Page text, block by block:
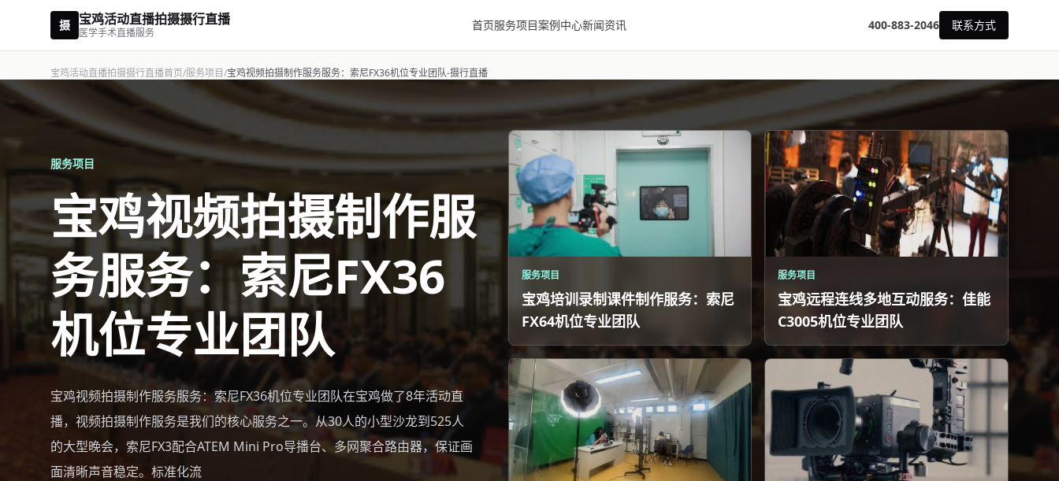
摄 宝鸡活动直播拍摄摄行直播
医学手术直播服务
首页服务项目案例中心新闻资讯 400-883-2046 联系方式
宝鸡活动直播拍摄摄行直播首页/服务项目/宝鸡视频拍摄制作服务服务：索尼FX36机位专业团队-摄行直播
服务项目
宝鸡视频拍摄制作服
务服务：索尼FX36
机位专业团队
宝鸡视频拍摄制作服务服务：索尼FX36机位专业团队在宝鸡做了8年活动直
播，视频拍摄制作服务是我们的核心服务之一。从30人的小型沙龙到525人
的大型晚会，索尼FX3配合ATEM Mini Pro导播台、多网聚合路由器，保证画
面清晰声音稳定。标准化流
服务项目
宝鸡培训录制课件制作服务：索尼
FX64机位专业团队
服务项目
宝鸡远程连线多地互动服务：佳能
C3005机位专业团队